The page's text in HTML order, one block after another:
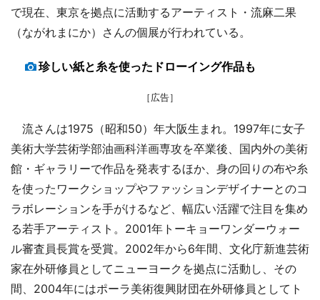
で現在、東京を拠点に活動するアーティスト・流麻二果
（ながれまにか）さんの個展が行われている。
珍しい紙と糸を使ったドローイング作品も
［広告］
流さんは1975（昭和50）年大阪生まれ。1997年に女子
美術大学芸術学部油画科洋画専攻を卒業後、国内外の美術
館・ギャラリーで作品を発表するほか、身の回りの布や糸
を使ったワークショップやファッションデザイナーとのコ
ラボレーションを手がけるなど、幅広い活躍で注目を集め
る若手アーティスト。2001年トーキョーワンダーウォー
ル審査員長賞を受賞。2002年から6年間、文化庁新進芸術
家在外研修員としてニューヨークを拠点に活動し、その
間、2004年にはポーラ美術復興財団在外研修員としてト